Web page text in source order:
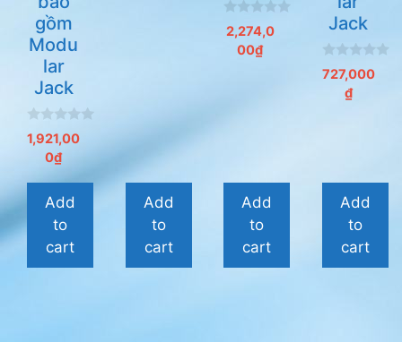
gồm
Modu
lar
Jack
0
n
à
1,921,00
0₫
Add
to
cart
Add
to
cart
0
n
2,274,0
00₫
Add
to
cart
Jack
0
n
727,000
₫
Add
to
cart